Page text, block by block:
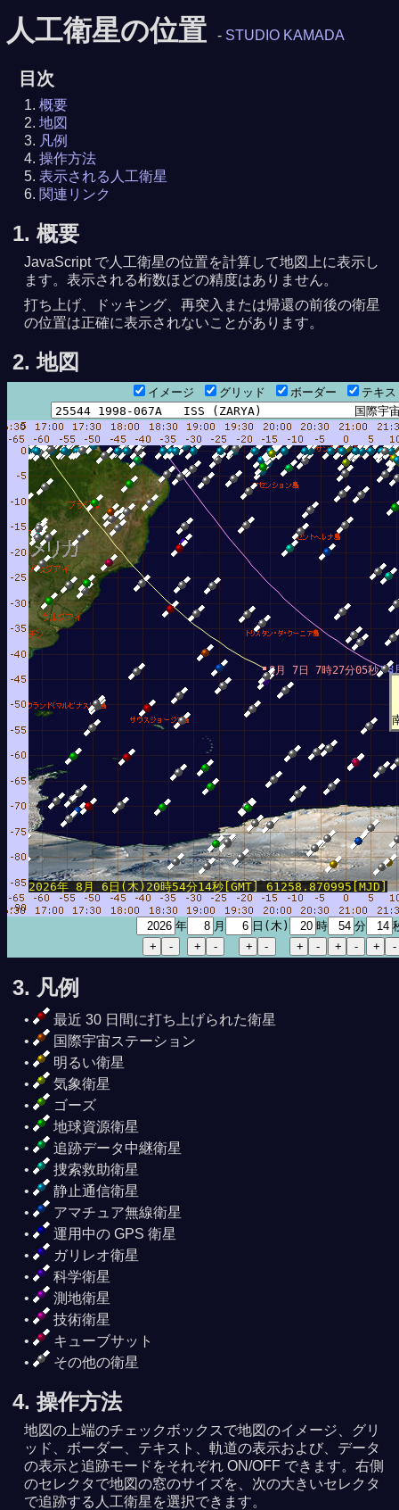
人工衛星の位置 - STUDIO KAMADA
目次
概要
地図
凡例
操作方法
表示される人工衛星
関連リンク
1. 概要
JavaScript で人工衛星の位置を計算して地図上に表示し
ます。表示される桁数ほどの精度はありません。
打ち上げ、ドッキング、再突入または帰還の前後の衛星
の位置は正確に表示されないことがあります。
2. 地図
イメージ グリッド ボーダー テキ
8
8月 7日 7時27分05秒
2026年 8月 6日(木)20時54分14秒[GMT] 61258.870995[MJD]
年 月 日(木) 時 分
3. 凡例
最近 30 日間に打ち上げられた衛星
国際宇宙ステーション
明るい衛星
気象衛星
ゴーズ
地球資源衛星
追跡データ中継衛星
捜索救助衛星
静止通信衛星
アマチュア無線衛星
運用中の GPS 衛星
ガリレオ衛星
科学衛星
測地衛星
技術衛星
キューブサット
その他の衛星
4. 操作方法
地図の上端のチェックボックスで地図のイメージ、グリ
ッド、ボーダー、テキスト、軌道の表示および、データ
の表示と追跡モードをそれぞれ ON/OFF できます。右側
のセレクタで地図の窓のサイズを、次の大きいセレクタ
で追跡する人工衛星を選択できます。